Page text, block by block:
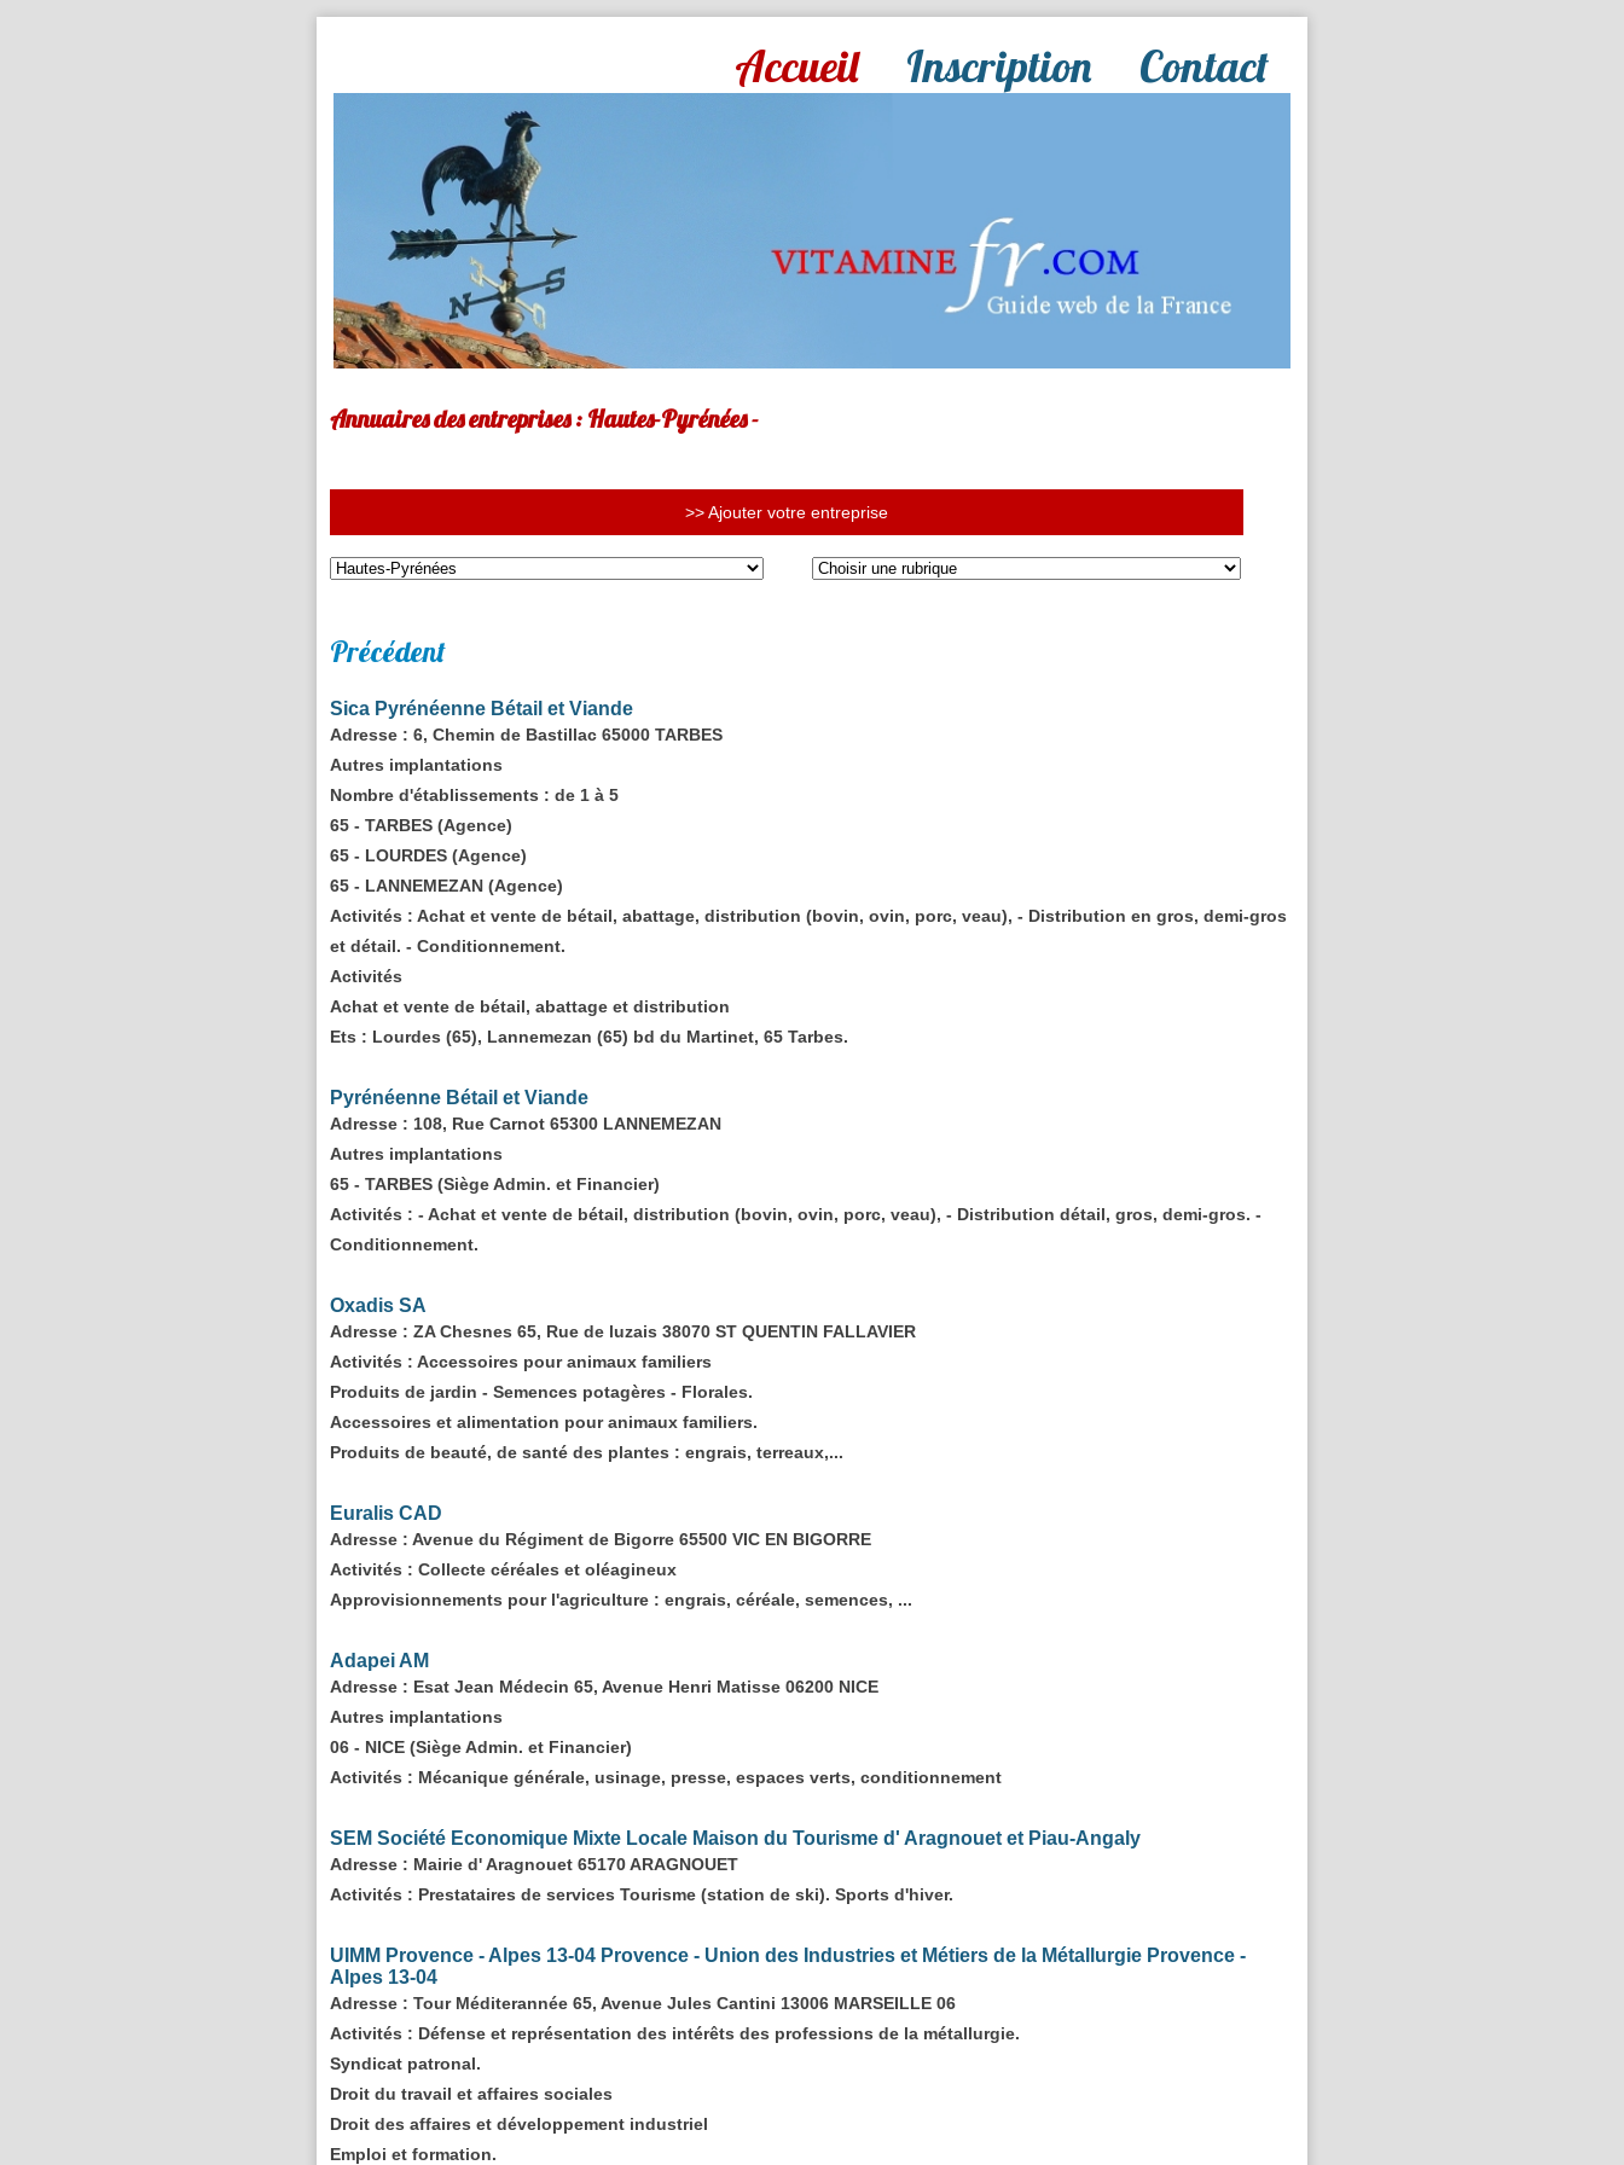
Accueil Inscription Contact
Annuaires des entreprises : Hautes-Pyrénées -
>> Ajouter votre entreprise
Précédent
Sica Pyrénéenne Bétail et Viande
Adresse : 6, Chemin de Bastillac 65000 TARBES
Autres implantations
Nombre d'établissements : de 1 à 5
65 - TARBES (Agence)
65 - LOURDES (Agence)
65 - LANNEMEZAN (Agence)
Activités : Achat et vente de bétail, abattage, distribution (bovin, ovin, porc, veau), - Distribution en gros, demi-gros
et détail. - Conditionnement.
Activités
Achat et vente de bétail, abattage et distribution
Ets : Lourdes (65), Lannemezan (65) bd du Martinet, 65 Tarbes.
Pyrénéenne Bétail et Viande
Adresse : 108, Rue Carnot 65300 LANNEMEZAN
Autres implantations
65 - TARBES (Siège Admin. et Financier)
Activités : - Achat et vente de bétail, distribution (bovin, ovin, porc, veau), - Distribution détail, gros, demi-gros. -
Conditionnement.
Oxadis SA
Adresse : ZA Chesnes 65, Rue de luzais 38070 ST QUENTIN FALLAVIER
Activités : Accessoires pour animaux familiers
Produits de jardin - Semences potagères - Florales.
Accessoires et alimentation pour animaux familiers.
Produits de beauté, de santé des plantes : engrais, terreaux,...
Euralis CAD
Adresse : Avenue du Régiment de Bigorre 65500 VIC EN BIGORRE
Activités : Collecte céréales et oléagineux
Approvisionnements pour l'agriculture : engrais, céréale, semences, ...
Adapei AM
Adresse : Esat Jean Médecin 65, Avenue Henri Matisse 06200 NICE
Autres implantations
06 - NICE (Siège Admin. et Financier)
Activités : Mécanique générale, usinage, presse, espaces verts, conditionnement
SEM Société Economique Mixte Locale Maison du Tourisme d' Aragnouet et Piau-Angaly
Adresse : Mairie d' Aragnouet 65170 ARAGNOUET
Activités : Prestataires de services Tourisme (station de ski). Sports d'hiver.
UIMM Provence - Alpes 13-04 Provence - Union des Industries et Métiers de la Métallurgie Provence -
Alpes 13-04
Adresse : Tour Méditerannée 65, Avenue Jules Cantini 13006 MARSEILLE 06
Activités : Défense et représentation des intérêts des professions de la métallurgie.
Syndicat patronal.
Droit du travail et affaires sociales
Droit des affaires et développement industriel
Emploi et formation.